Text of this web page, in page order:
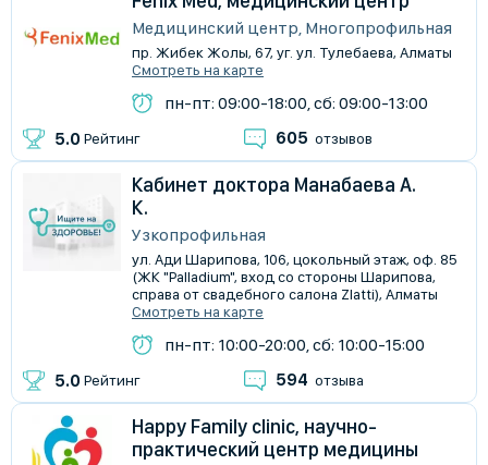
Медицинский центр, Многопрофильная
пр. Жибек Жолы, 67, уг. ул. Тулебаева, Алматы
Смотреть на карте
пн-пт: 09:00-18:00, сб: 09:00-13:00
5.0 Рейтинг 605 отзывов
Кабинет доктора Манабаева А.
К.
Узкопрофильная
ул. Ади Шарипова, 106, цокольный этаж, оф. 85
(ЖК "Palladium", вход со стороны Шарипова,
справа от свадебного салона Zlatti), Алматы
Смотреть на карте
пн-пт: 10:00-20:00, сб: 10:00-15:00
5.0 Рейтинг 594 отзыва
Happy Family clinic, научно-
практический центр медицины